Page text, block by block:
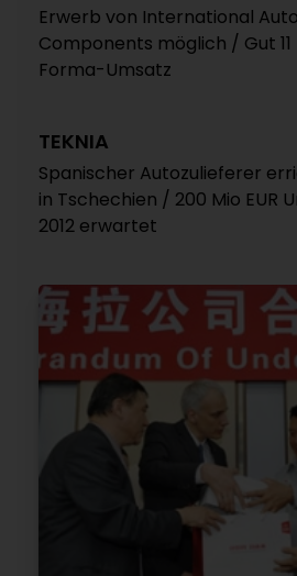
Erwerb von International
Components möglich / Gut 11
Forma-Umsatz
TEKNIA
Spanischer Autozulieferer
in Tschechien / 200 Mio EUR
2012 erwartet